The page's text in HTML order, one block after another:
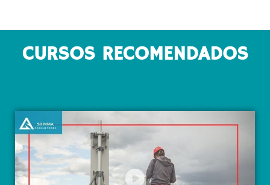
CURSOS RECOMENDADOS